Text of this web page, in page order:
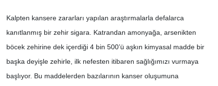
Kalpten kansere zararları yapılan araştırmalarla defalarca
kanıtlanmış bir zehir sigara. Katrandan amonyağa, arsenikten
böcek zehirine dek içerdiği 4 bin 500’ü aşkın kimyasal madde bir
başka deyişle zehirle, ilk nefesten itibaren sağlığımızı vurmaya
başlıyor. Bu maddelerden bazılarının kanser oluşumuna
VEFATLAR
Yerel